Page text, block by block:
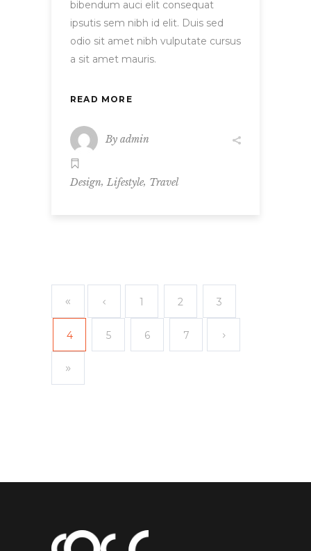
bibendum auci elit consequat
ipsutis sem nibh id elit. Duis sed
odio sit amet nibh vulputate cursus
a sit amet mauris.
READ MORE
By admin
Design, Lifestyle, Travel
1 2 3
4 5 6 7